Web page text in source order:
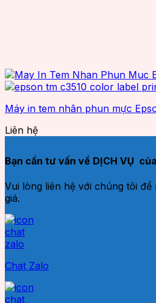
Zebra
Máy in tem nhãn phun mực
Liên hệ
Bạn cần tư vấn về DỊCH VỤ
Vui lòng liên hệ với chúng tôi
giá.
Chat Zalo